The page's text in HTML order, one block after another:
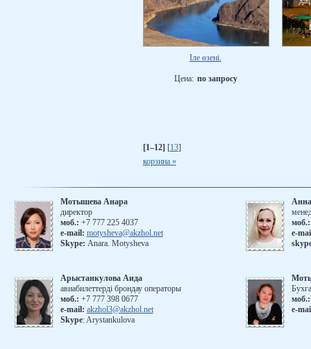
Іле өзені.
Цена: по запросу
[1–12] [13]
корзина »
Мотышева Анара
директор
моб.: +7 777 225 4037
е-mail: motysheva@akzhol.net
Skype: Anara. Motysheva
е-
Арыстанкулова Аида
авиабилеттерді брондау операторы
моб.: +7 777 398 0677
e-mail: akzhol3@akzhol.net
Skype: Arystankulova
моб.:
e-